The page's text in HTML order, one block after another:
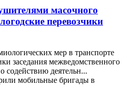
масочного
перевозчики
мер в транспорте
заседания межведомственного
содействию деятельн...